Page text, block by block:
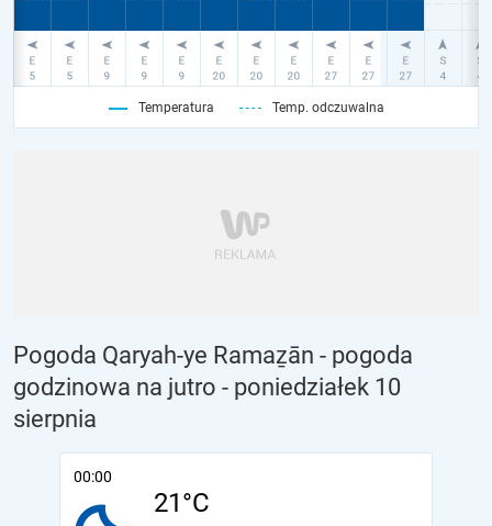
Temperatura Temp. odczuwalna
Pogoda Qaryah-ye Ramaẕān - pogoda
godzinowa na jutro - poniedziałek 10
sierpnia
00:00
21°C